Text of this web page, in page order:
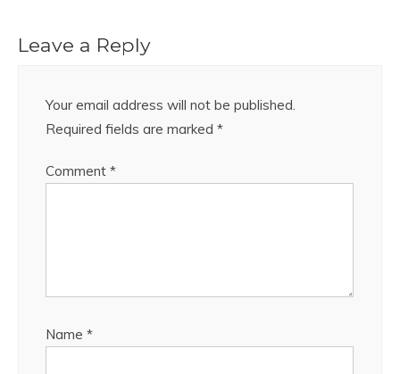
Leave a Reply
Your email address will not be published.
Required fields are marked *
Comment *
Name *